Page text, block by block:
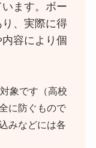
ます。ボー
、実際に得
容により個
象です（高校
に防ぐもので
みなどには各